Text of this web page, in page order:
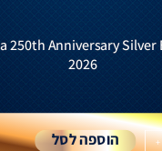
250th Anniversary Silver
2026
+ הוספה לסל